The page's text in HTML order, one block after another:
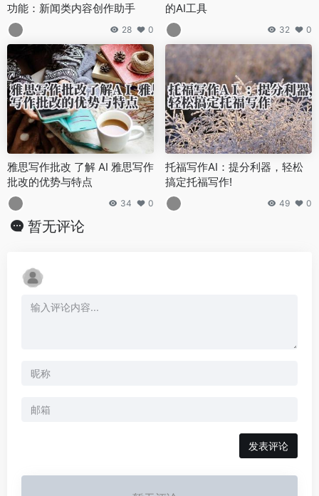
功能：新闻类内容创作助手
28 0
的AI工具
32 0
雅思写作批改 了解 AI 雅思写作
批改的优势与特点
34 0
托福写作AI：提分利器，轻松
搞定托福写作!
49 0
暂无评论
发表评论